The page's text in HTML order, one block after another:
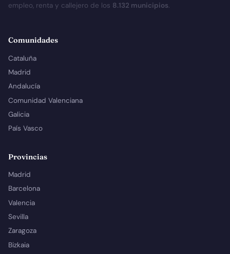
empleo, renta y callejero de los 8.132 municipios.
Comunidades
Cataluña
Madrid
Andalucía
Comunidad Valenciana
Galicia
País Vasco
Provincias
Madrid
Barcelona
Valencia
Sevilla
Zaragoza
Bizkaia